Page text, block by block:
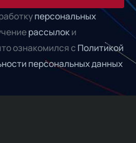
персональных
рассылоки
ознакомился с Политикой
персональных данных